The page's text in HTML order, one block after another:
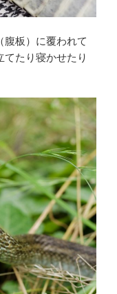
腹板）に覆われて
たり寝かせたり